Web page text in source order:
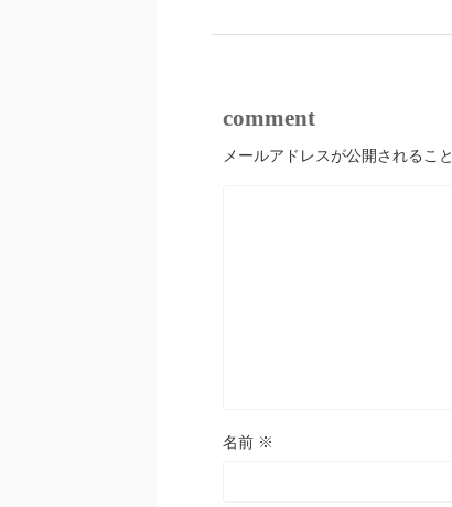
comment
メールアドレスが公開されるこ
名前 ※